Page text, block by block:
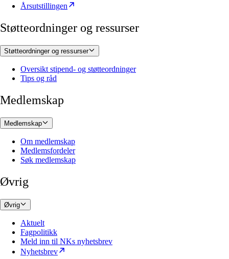
Årsutstillingen
Støtteordninger og ressurser
Støtteordninger og ressurser
Oversikt stipend- og støtteordninger
Tips og råd
Medlemskap
Medlemskap
Om medlemskap
Medlemsfordeler
Søk medlemskap
Øvrig
Øvrig
Aktuelt
Fagpolitikk
Meld inn til NKs nyhetsbrev
Nyhetsbrev